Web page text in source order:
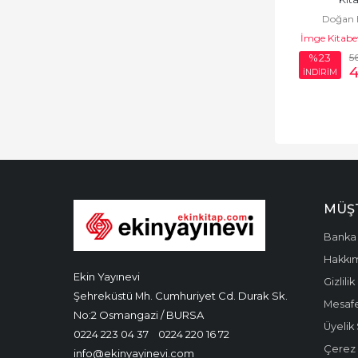
Sözlükler ve
Konuşma Kılavuzları
Teknoloji
Tıp Bilimleri
Uzay Mühendisliği
Doğan
İmge
%23
İNDİRİM
Ekin Yayınevi
Şehreküstü Mh. Cumhuriyet Cd. Durak Sk.
No:2 Osmangazi / BURSA
0224 223 04 37
0224 220 16 72
info@ekinyayinevi.com
Banka
Gizlilik
Üyelik
Çerez